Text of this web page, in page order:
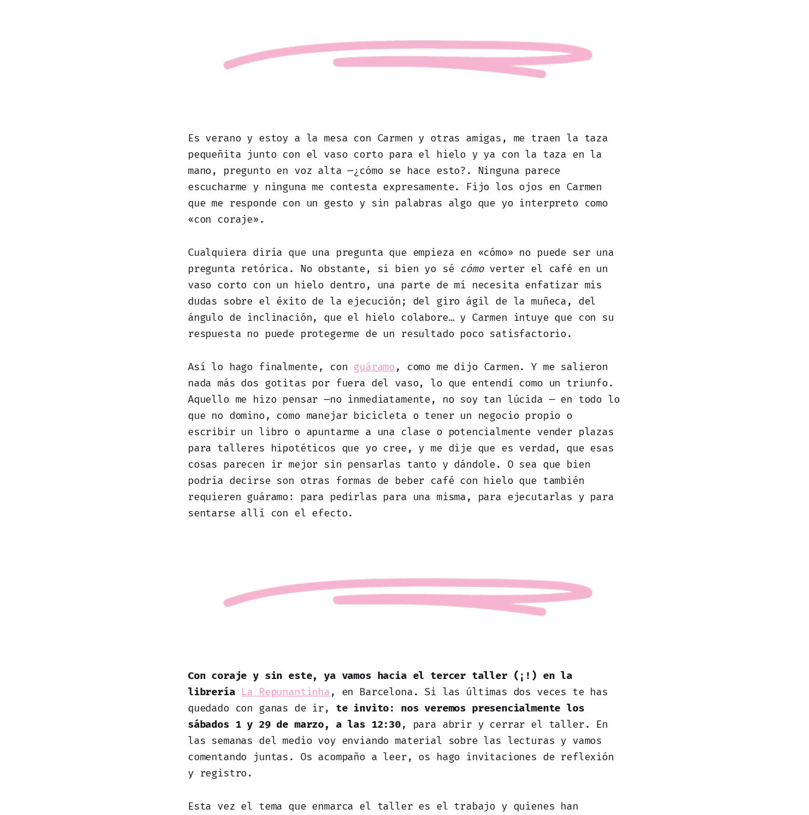
Es verano y estoy a la mesa con Carmen y otras amigas, me traen la taza
pequeñita junto con el vaso corto para el hielo y ya con la taza en la
mano, pregunto en voz alta —¿cómo se hace esto?. Ninguna parece
escucharme y ninguna me contesta expresamente. Fijo los ojos en Carmen
que me responde con un gesto y sin palabras algo que yo interpreto como
«con coraje».
Cualquiera diría que una pregunta que empieza en «cómo» no puede ser una
pregunta retórica. No obstante, si bien yo sé cómoverter el café en un
vaso corto con un hielo dentro, una parte de mí necesita enfatizar mis
dudas sobre el éxito de la ejecución; del giro ágil de la muñeca, del
ángulo de inclinación, que el hielo colabore… y Carmen intuye que con su
respuesta no puede protegerme de un resultado poco satisfactorio.
Así lo hago finalmente, con guáramo, como me dijo Carmen. Y me salieron
nada más dos gotitas por fuera del vaso, lo que entendí como un triunfo.
Aquello me hizo pensar —no inmediatamente, no soy tan lúcida — en todo lo
que no domino, como manejar bicicleta o tener un negocio propio o
escribir un libro o apuntarme a una clase o potencialmente vender plazas
para talleres hipotéticos que yo cree, y me dije que es verdad, que esas
cosas parecen ir mejor sin pensarlas tanto y dándole. O sea que bien
podría decirse son otras formas de beber café con hielo que también
requieren guáramo: para pedirlas para una misma, para ejecutarlas y para
sentarse allí con el efecto.
Con coraje y sin este, ya vamos hacia el tercer taller (¡!) en la
librería La Repunantinha, en Barcelona. Si las últimas dos veces te has
quedado con ganas de ir, te invito: nos veremos presencialmente los
sábados 1 y 29 de marzo, a las 12:30, para abrir y cerrar el taller. En
las semanas del medio voy enviando material sobre las lecturas y vamos
comentando juntas. Os acompaño a leer, os hago invitaciones de reflexión
y registro.
Esta vez el tema que enmarca el taller es el trabajo y quienes han